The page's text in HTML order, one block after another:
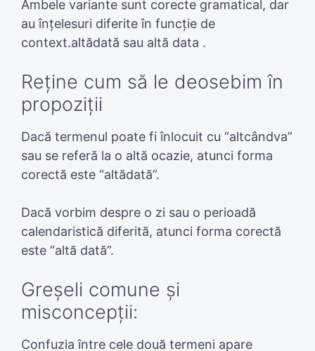
Ambele variante sunt corecte gramatical, dar
au înțelesuri diferite în funcție de
context.altădată sau altă data .
Reține cum să le deosebim în
propoziții
Dacă termenul poate fi înlocuit cu “altcândva”
sau se referă la o altă ocazie, atunci forma
corectă este “altădată”.
Dacă vorbim despre o zi sau o perioadă
calendaristică diferită, atunci forma corectă
este “altă dată”.
Greșeli comune și
misconcepții:
Confuzia între cele două termeni apare